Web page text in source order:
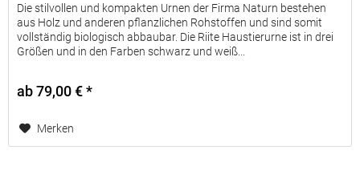
Die stilvollen und kompakten Urnen der Firma Naturn bestehen
aus Holz und anderen pflanzlichen Rohstoffen und sind somit
vollständig biologisch abbaubar. Die Riite Haustierurne ist in drei
Größen und in den Farben schwarz und weiß...
ab 79,00 € *
Merken